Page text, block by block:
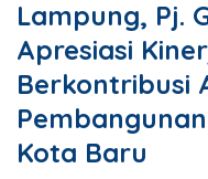
Lampung, Pj.
Apresiasi
Berkontribusi
Kota Baru